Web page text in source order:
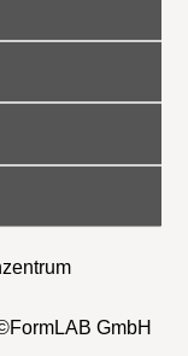
GmbH